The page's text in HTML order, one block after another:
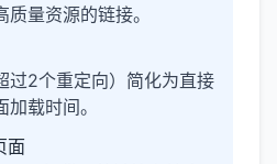
量资源的链接。
过2个重定向）简化为直接
载时间。
面